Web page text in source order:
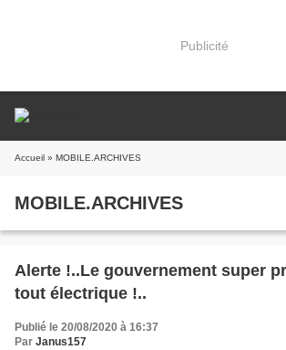
Publicité
Accueil » MOBILE.ARCHIVES
MOBILE.ARCHIVES
Alerte !..Le gouvernement super
tout électrique !..
Publié le 20/08/2020 à 16:37
Par Janus157